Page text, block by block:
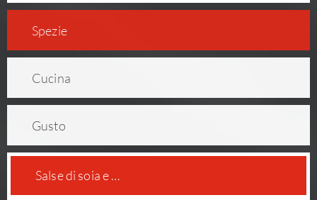
Spezie
Cucina
Gusto
Salse di soia e …